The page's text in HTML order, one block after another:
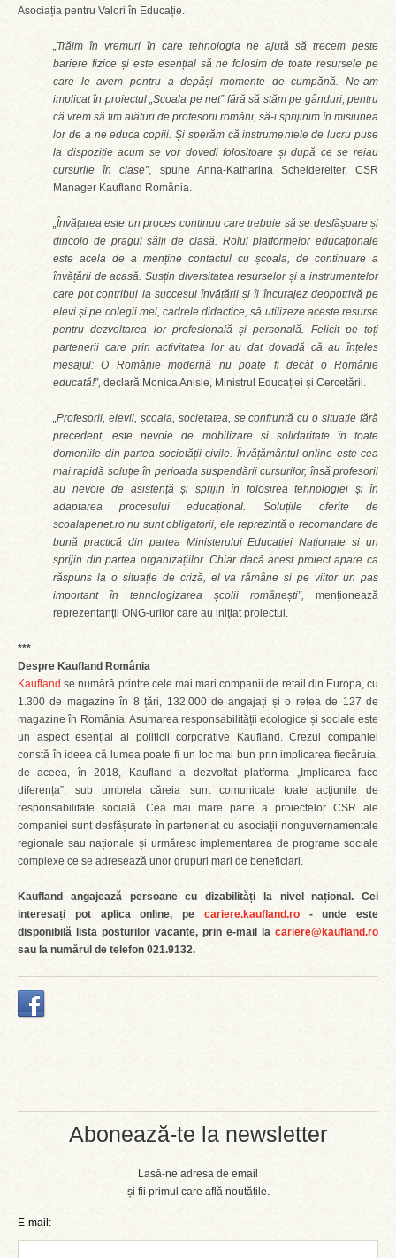
Abonează-te la newsletter
Lasă-ne adresa de email
și fii primul care află noutățile.
E-mail:
Asociația pentru Valori în Educație.
„Trăim în vremuri în care tehnologia ne ajută să trecem peste
bariere fizice și este esențial să ne folosim de toate resursele pe
care le avem pentru a depăși momente de cumpănă. Ne-am
implicat în proiectul „Școala pe net” fără să stăm pe gânduri, pentru
că vrem să fim alături de profesorii români, să-i sprijinim în misiunea
lor de a ne educa copiii. Și sperăm că instrumentele de lucru puse
la dispoziție acum se vor dovedi folositoare și după ce se reiau
cursurile în clase”, spune Anna-Katharina Scheidereiter, CSR
Manager Kaufland România.
„Învățarea este un proces continuu care trebuie să se desfășoare și
dincolo de pragul sălii de clasă. Rolul platformelor educaționale
este acela de a menține contactul cu școala, de continuare a
învățării de acasă. Susțin diversitatea resurselor și a instrumentelor
care pot contribui la succesul învățării și îi încurajez deopotrivă pe
elevi și pe colegii mei, cadrele didactice, să utilizeze aceste resurse
pentru dezvoltarea lor profesională și personală. Felicit pe toți
partenerii care prin activitatea lor au dat dovadă că au înțeles
mesajul: O Românie modernă nu poate fi decât o Românie
educată!”, declară Monica Anisie, Ministrul Educației și Cercetării.
„Profesorii, elevii, școala, societatea, se confruntă cu o situație fără
precedent, este nevoie de mobilizare și solidaritate în toate
domeniile din partea societății civile. Învățământul online este cea
mai rapidă soluție în perioada suspendării cursurilor, însă profesorii
au nevoie de asistență și sprijin în folosirea tehnologiei și în
adaptarea procesului educațional. Soluțiile oferite de
scoalapenet.ro nu sunt obligatorii, ele reprezintă o recomandare de
bună practică din partea Ministerului Educației Naționale și un
sprijin din partea organizațiilor. Chiar dacă acest proiect apare ca
răspuns la o situație de criză, el va rămâne și pe viitor un pas
important în tehnologizarea școlii românești”, menționează
reprezentanții ONG-urilor care au inițiat proiectul.
***
Despre Kaufland România
Kaufland se numără printre cele mai mari companii de retail din Europa, cu
1.300 de magazine în 8 țări, 132.000 de angajați și o rețea de 127 de
magazine în România. Asumarea responsabilității ecologice și sociale este
un aspect esențial al politicii corporative Kaufland. Crezul companiei
constă în ideea că lumea poate fi un loc mai bun prin implicarea fiecăruia,
de aceea, în 2018, Kaufland a dezvoltat platforma „Implicarea face
diferența”, sub umbrela căreia sunt comunicate toate acțiunile de
responsabilitate socială. Cea mai mare parte a proiectelor CSR ale
companiei sunt desfășurate în parteneriat cu asociații nonguvernamentale
regionale sau naționale și urmăresc implementarea de programe sociale
complexe ce se adresează unor grupuri mari de beneficiari.
Kaufland angajează persoane cu dizabilități la nivel național. Cei
interesați pot aplica online, pe cariere.kaufland.ro- unde este
disponibilă lista posturilor vacante, prin e-mail la cariere@kaufland.ro
sau la numărul de telefon 021.9132.